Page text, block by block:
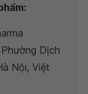
Dịch
Nội, Việt